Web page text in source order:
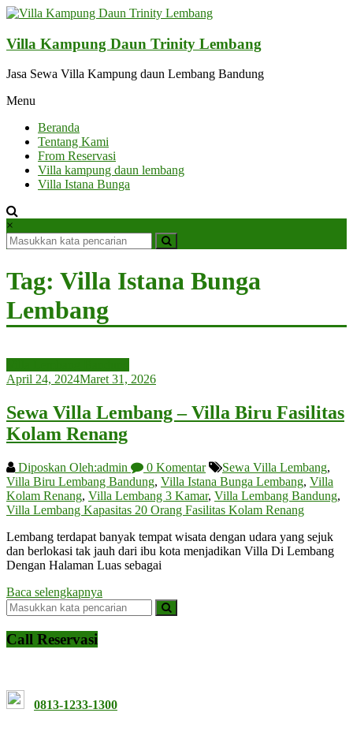
Lompat
konten
Villa Kampung Daun Trinity Lembang
Jasa Sewa Villa Kampung daun Lembang Bandung
Menu
Beranda
Tentang Kami
From Reservasi
Villa kampung daun lembang
Villa Istana Bunga
×
Tag: Villa Istana Bunga
Lembang
April 24, 2024Maret 31, 2026
Sewa Villa Lembang – Villa Biru Fasilitas
Kolam Renang
Diposkan Oleh:admin 0 Komentar Sewa Villa Lembang,
Villa Biru Lembang Bandung, Villa Istana Bunga Lembang, Villa
Kolam Renang, Villa Lembang 3 Kamar, Villa Lembang Bandung,
Villa Lembang Kapasitas 20 Orang Fasilitas Kolam Renang
Lembang terdapat banyak tempat wisata dengan udara yang sejuk
dan berlokasi tak jauh dari ibu kota menjadikan Villa Di Lembang
Dengan Halaman Luas sebagai
Baca selengkapnya
Call Reservasi
0813-1233-1300